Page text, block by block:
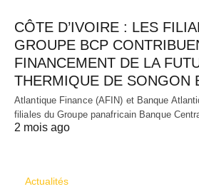
CÔTE D’IVOIRE : LES
GROUPE BCP
FINANCEMENT DE LA
THERMIQUE DE SONGON
Atlantique Finance (AFIN) et Banque
filiales du Groupe panafricain Banque
2 mois ago
Actualités